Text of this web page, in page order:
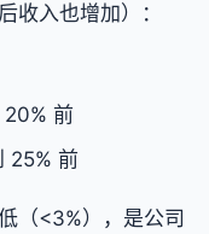
收入也增加）：
20% 前
25% 前
（<3%），是公司